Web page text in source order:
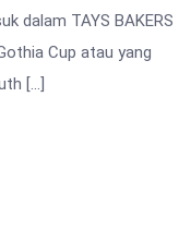
dalam TAYS BAKERS
Cup atau yang
[…]